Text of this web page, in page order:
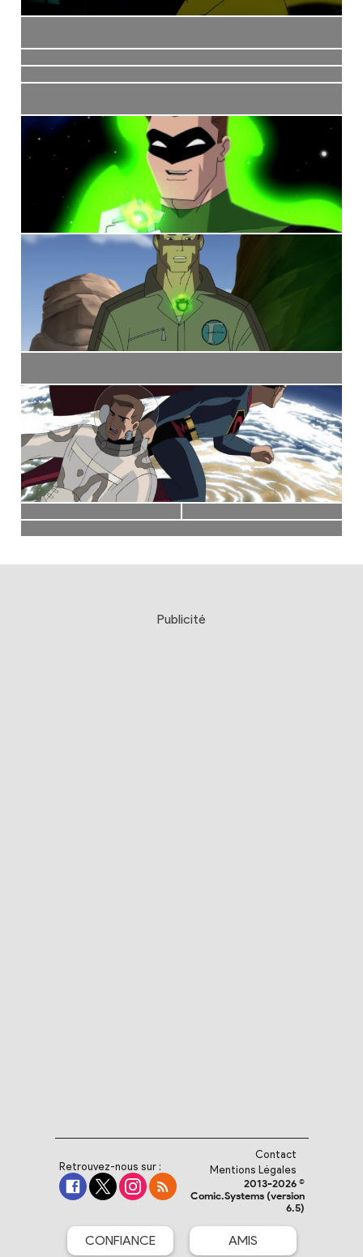
Publicité
Retrouvez-nous sur :
Contact
Mentions Légales
2013-2026 ©
Comic.Systems (version
6.5)
CONFIANCE AMIS